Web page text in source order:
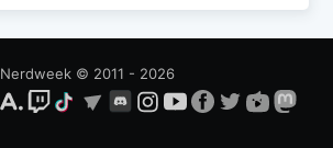
Nerdweek© 2011 - 2026